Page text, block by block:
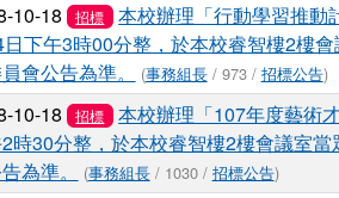
10-18 招標
本校辦理「行動學習推動
日下午3時00分整，於本校睿智樓2樓
會公告為準。
(事務組長/ 973 / 招標公告)
10-18 招標
本校辦理「107年度藝術
時30分整，於本校睿智樓2樓會議室
為準。
(事務組長/ 1030 / 招標公告)